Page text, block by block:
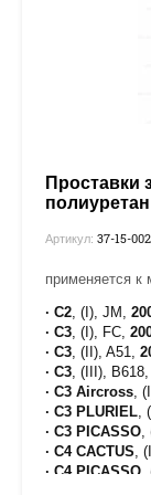
Проставки
Артикул: 37-15-
применяется
· C2 , (I), JM,
· C3 , (I), FC,
· C3 , (II), A51,
· C3 , (III), B618,
· C3 Aircross ,
· C3 PLURIEL
· C3 PICASSO
· C4 CACTUS ,
· C4 PICASSO